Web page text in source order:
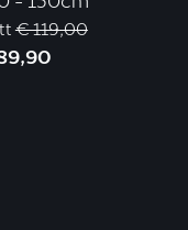
€ 119,00